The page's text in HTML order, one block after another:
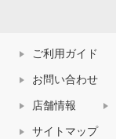
ご利用ガイド
お問い合わせ
店舗情報
サイトマップ